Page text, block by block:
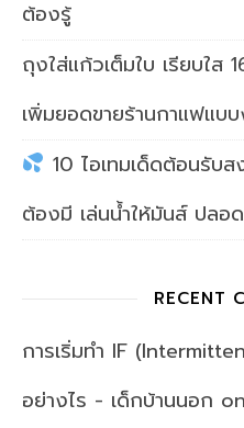
ต้องรู้
ถุงใส่แก้วเต็มใบ เรียบใ
เพิ่มยอดขายร้านกาแฟแบ
10 ไอเทมเด็ดต้อนรับ
ต้องมี เล่นน้ำให้มันส์ ปลอ
RECENT
การเริ่มทำ IF
อย่างไร - เด็กบ้านนอก on